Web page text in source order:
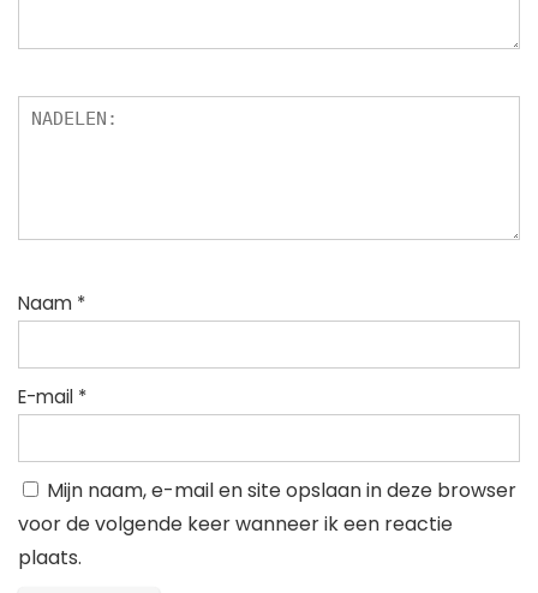
Naam *
E-mail *
Mijn naam, e-mail en site opslaan in deze browser
voor de volgende keer wanneer ik een reactie
plaats.